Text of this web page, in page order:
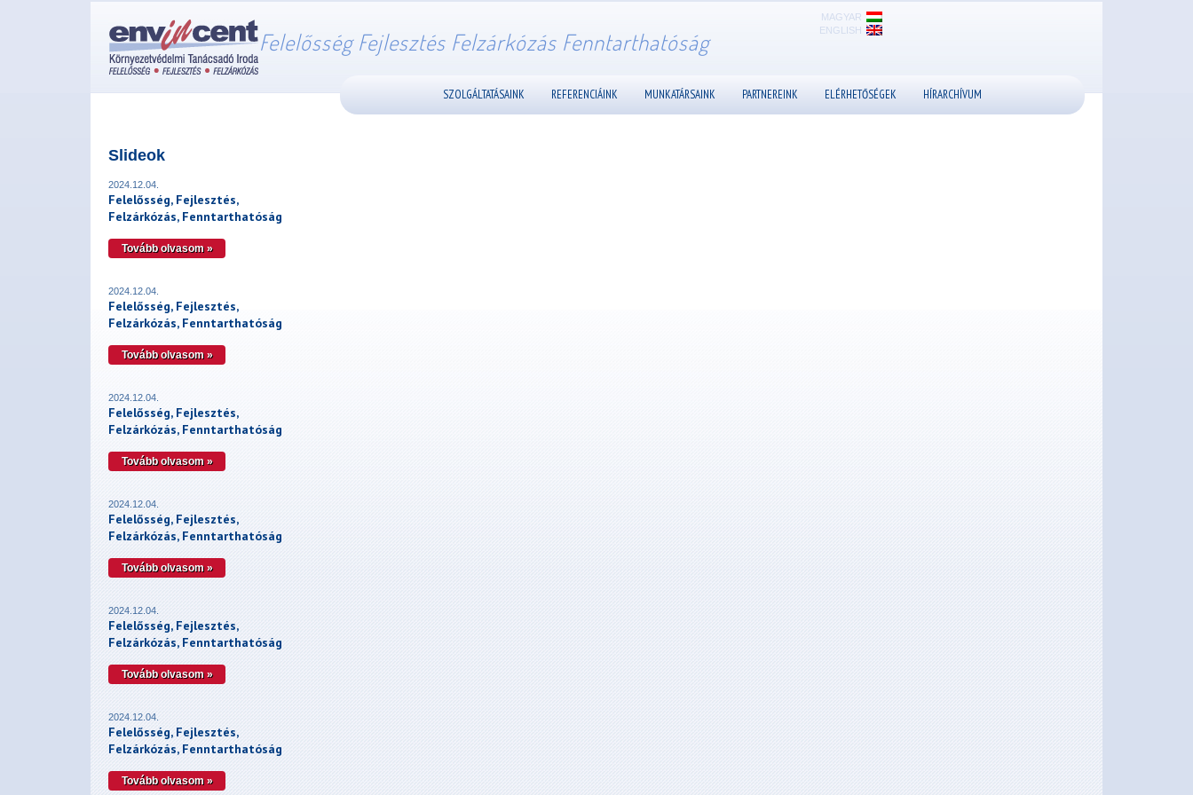
Felelősség Fejlesztés Felzárkózás Fenntarthatóság
MAGYAR
ENGLISH
SZOLGÁLTATÁSAINK REFERENCIÁINK MUNKATÁRSAINK PARTNEREINK ELÉRHETŐSÉGEK HÍRARCHÍVUM
Slideok
Felelősség, Fejlesztés,
Felzárkózás, Fenntarthatóság
2024.12.04.
Tovább olvasom »
Felelősség, Fejlesztés,
Felzárkózás, Fenntarthatóság
2024.12.04.
Tovább olvasom »
Felelősség, Fejlesztés,
Felzárkózás, Fenntarthatóság
2024.12.04.
Tovább olvasom »
Felelősség, Fejlesztés,
Felzárkózás, Fenntarthatóság
2024.12.04.
Tovább olvasom »
Felelősség, Fejlesztés,
Felzárkózás, Fenntarthatóság
2024.12.04.
Tovább olvasom »
Felelősség, Fejlesztés,
Felzárkózás, Fenntarthatóság
2024.12.04.
Tovább olvasom »